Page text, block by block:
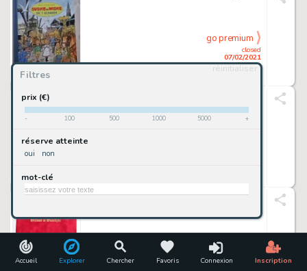
Accueil Explorer Chercher Favoris Connexion Inscription
Filtres
réinitialiser
prix (€)
- 100 500 1000 5000 +
réserve atteinte
oui non
mot-clé
closed
07/02/2021
go premium
07/02/2021
go premium